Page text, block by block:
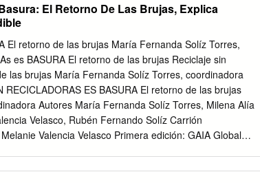
LOS 174774 DOS ROSAS 50 DE JOSELITO
LOS 110220 EL AMOR DE CLAUDIA 50 DE
LOS 163053 El Guayabo 50 DE JOSELITO LOS
80280 el pajaro amarillo 50 DE JOSELITO LOS 81150
179658 EL RESBALON 50 DE JOSELITO LOS 110213
163056 Festival En Guarare1 50 DE JOSELITO LOS
LOS 139087 JOSELITO GUARACHERO 50 DE
50 DE JOSELITO LOS 163060 La Burrita 50 DE
50 DE JOSELITO LOS 80284 LA CASA EN EL AIRE
El Retorno De Las Brujas, Explica
El retorno de las brujas María Fernanda Solíz Torres,
es BASURA El retorno de las brujas Reciclaje sin
las brujas María Fernanda Solíz Torres, coordinadora
ES BASURA El retorno de las brujas
Autores María Fernanda Solíz Torres, Milena Alía
Velasco, Rubén Fernando Solíz Carrión
Valencia Velasco Primera edición: GAIA Global